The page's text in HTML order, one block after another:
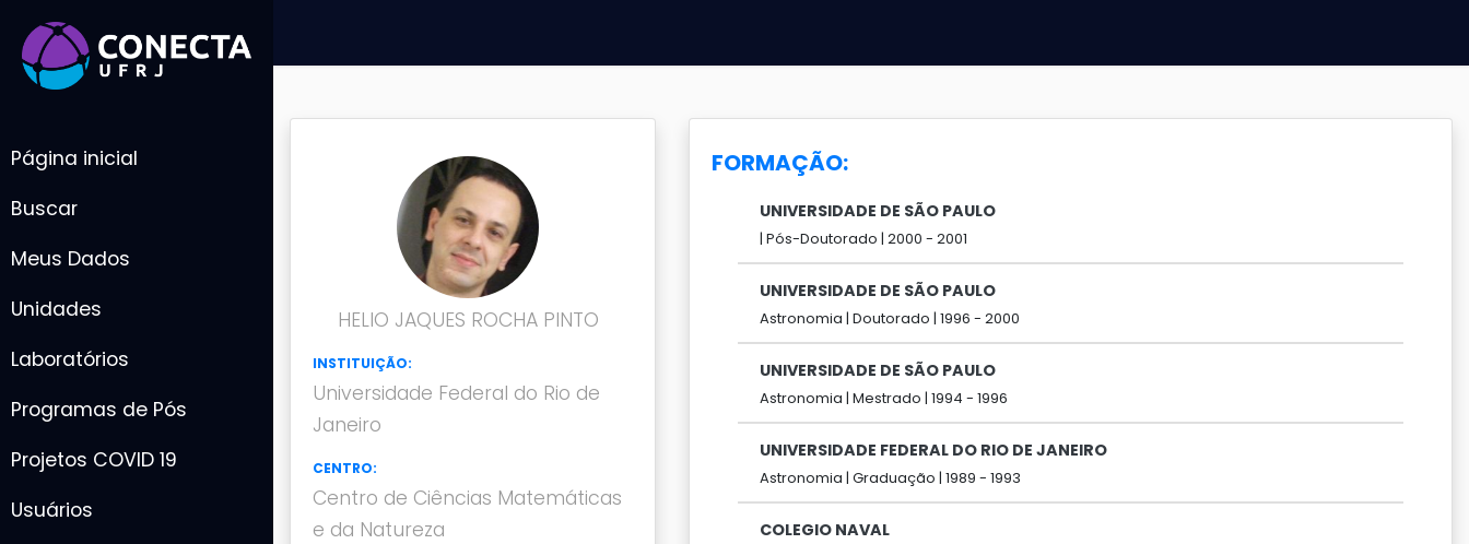
Página inicial
Buscar
Meus Dados
Unidades
Laboratórios
Programas de Pós
Projetos COVID 19
Usuários
HELIO JAQUES ROCHA PINTO
INSTITUIÇÃO:
Universidade Federal do Rio de
Janeiro
CENTRO:
Centro de Ciências Matemáticas
e da Natureza
FORMAÇÃO:
UNIVERSIDADE DE SÃO PAULO
| Pós-Doutorado | 2000 - 2001
UNIVERSIDADE DE SÃO PAULO
Astronomia | Doutorado | 1996 - 2000
UNIVERSIDADE DE SÃO PAULO
Astronomia | Mestrado | 1994 - 1996
UNIVERSIDADE FEDERAL DO RIO DE JANEIRO
Astronomia | Graduação | 1989 - 1993
COLEGIO NAVAL